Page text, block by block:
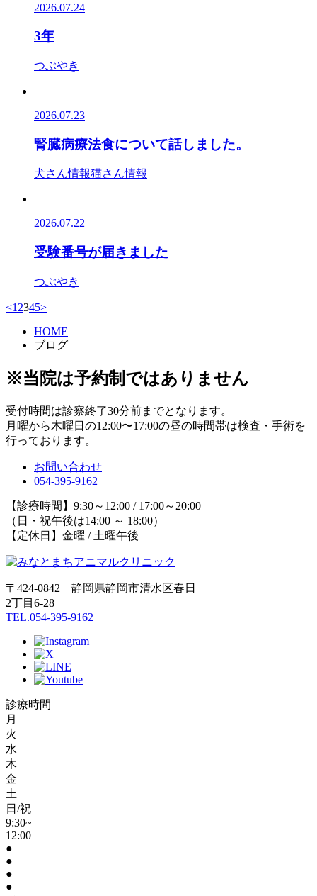
2026.07.24
3年
つぶやき
2026.07.23
腎臓病療法食について話しました。
犬さん情報猫さん情報
2026.07.22
受験番号が届きました
つぶやき
<1 2345>
HOME
ブログ
※当院は予約制ではありません
受付時間は診察終了30分前までとなります。
月曜から木曜日の12:00〜17:00の昼の時間帯は検査・手術を
行っております。
お問い合わせ
054-395-9162
【診療時間】9:30～12:00 / 17:00～20:00
（日・祝午後は14:00 ～ 18:00）
【定休日】金曜 / 土曜午後
〒424-0842 静岡県静岡市清水区春日
2丁目6-28
TEL.054-395-9162
診療時間
月
火
水
木
金
土
日/祝
9:30~
12:00
●
●
●
●